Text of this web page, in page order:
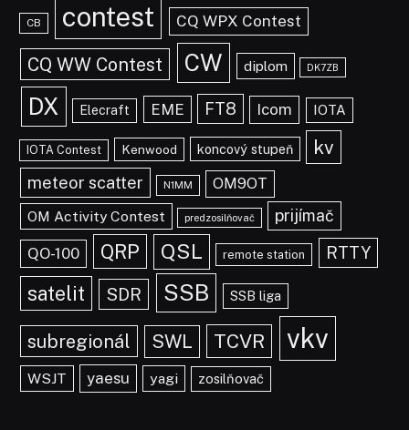
CB contest CQ WPX Contest
CQ WW Contest CW diplom DK7ZB
DX Elecraft EME FT8 Icom IOTA
IOTA Contest Kenwood koncový stupeň kv
meteor scatter N1MM
OM9OT
OM Activity Contest
predzosilňovač prijímač
QO-100 QRP QSL remote station RTTY
satelit SDR SSB SSB liga
subregionál SWL TCVR vkv
WSJT yaesu yagi zosilňovač